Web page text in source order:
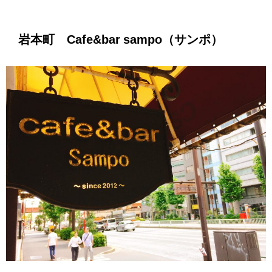
岩本町 Cafe&bar sampo（サンポ）